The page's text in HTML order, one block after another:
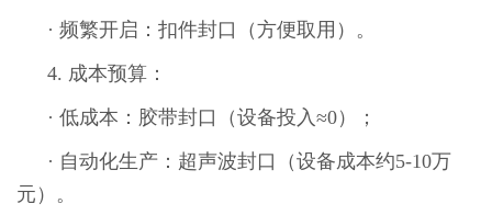
· 频繁开启：扣件封口（方便取用）。
4. 成本预算：
· 低成本：胶带封口（设备投入≈0）；
· 自动化生产：超声波封口（设备成本约5-10万
元）。